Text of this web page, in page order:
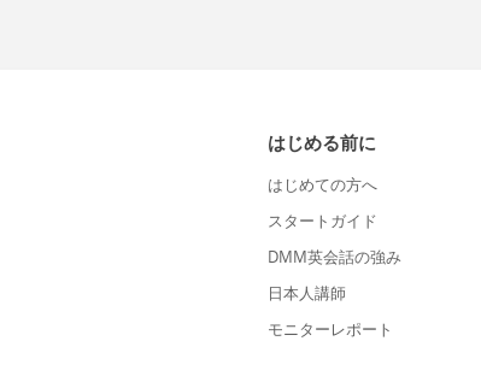
はじめる前に
はじめての方へ
スタートガイド
DMM英会話の強み
日本人講師
モニターレポート